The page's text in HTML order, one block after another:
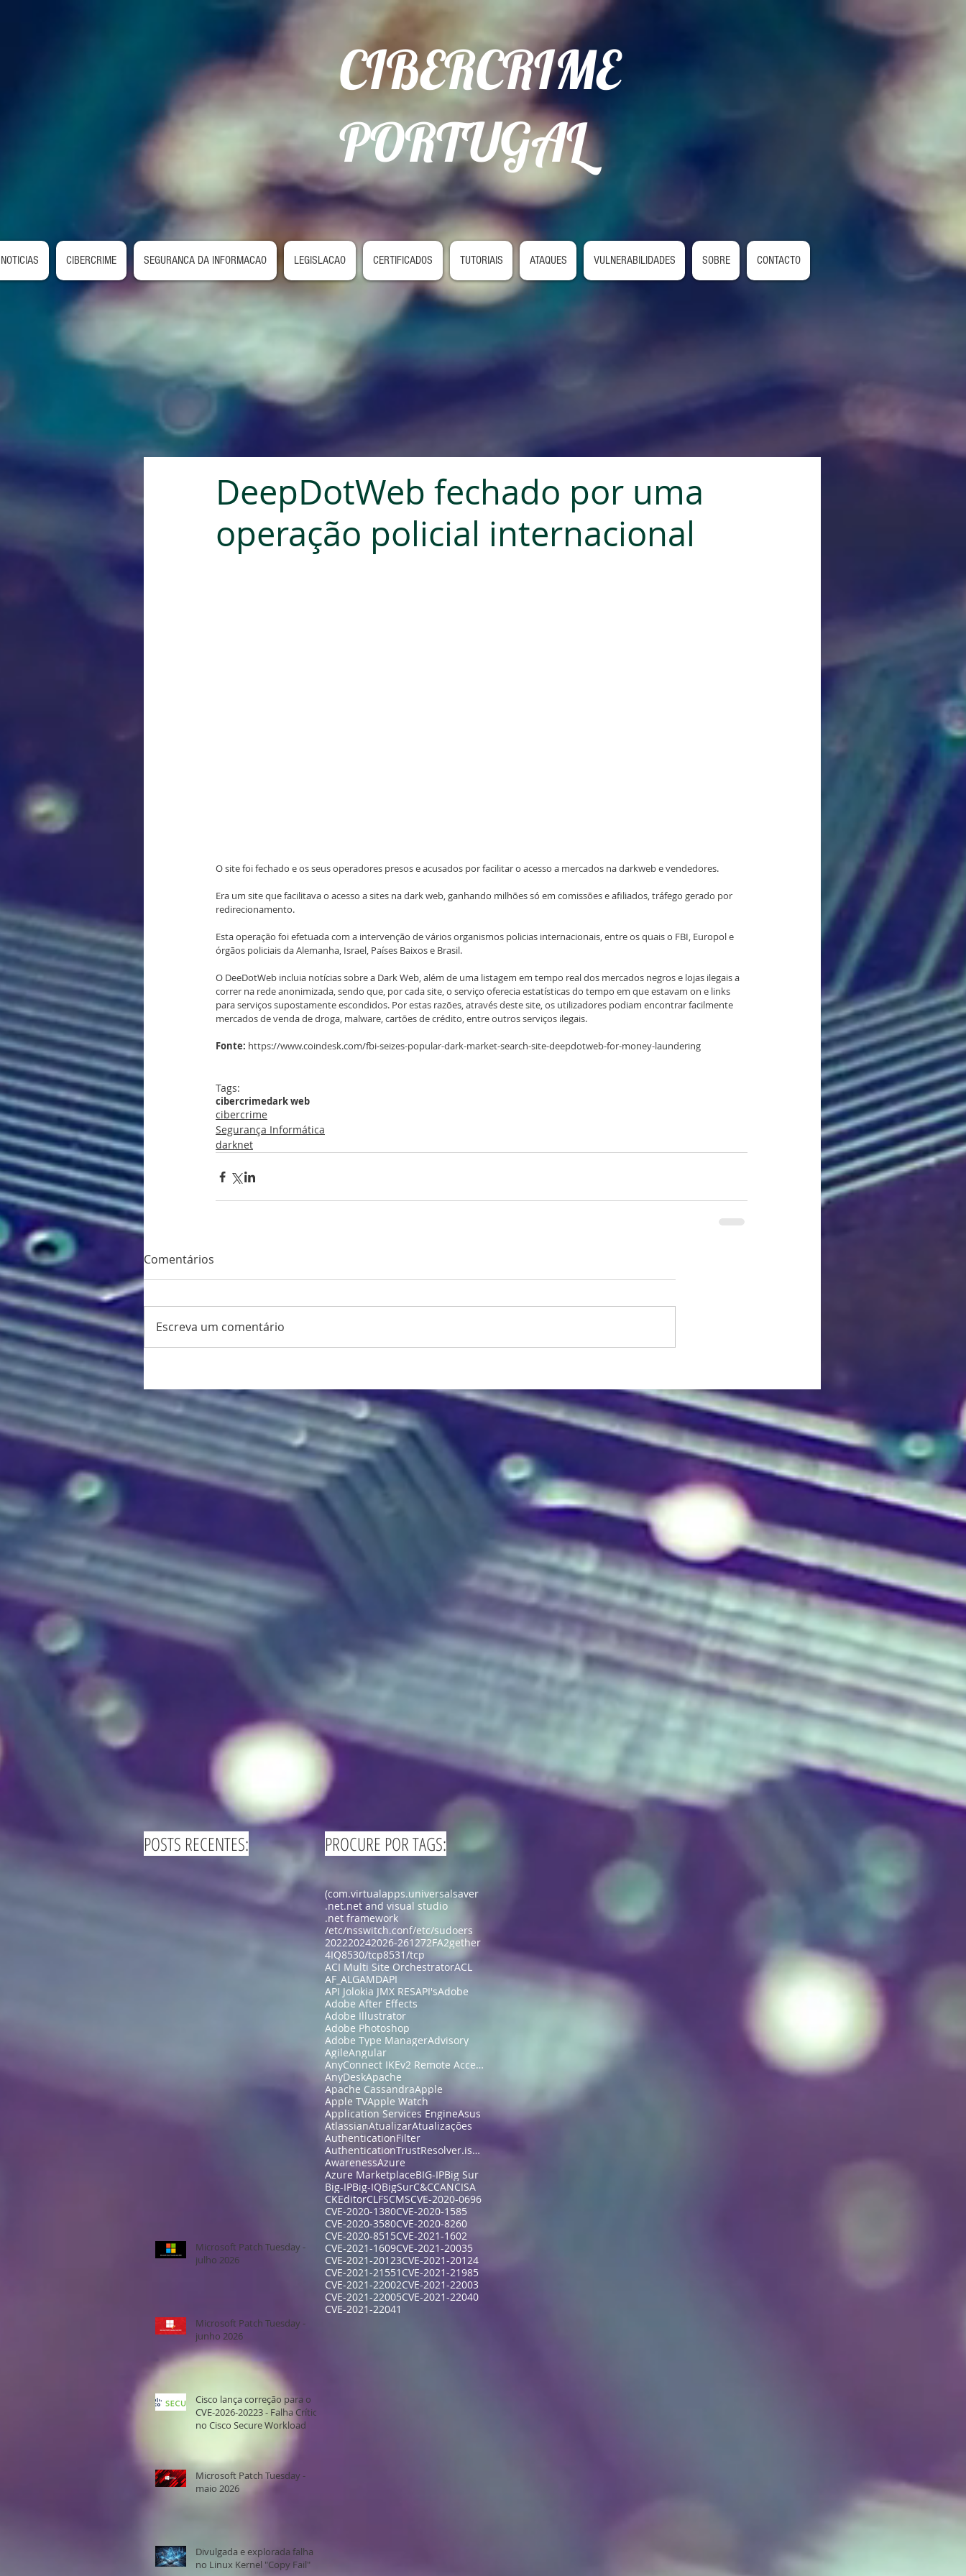
CIBERCRIME
PORTUGAL
NOTICIAS CIBERCRIME SEGURANCA DA INFORMACAO LEGISLACAO CERTIFICADOS TUTORIAIS ATAQUES VULNERABILIDADES SOBRE CONTACTO
DeepDotWeb fechado por uma
operação policial internacional
O site foi fechado e os seus operadores presos e acusados por facilitar o acesso a mercados na darkweb e vendedores.
Era um site que facilitava o acesso a sites na dark web, ganhando milhões só em comissões e afiliados, tráfego gerado por
redirecionamento.
Esta operação foi efetuada com a intervenção de vários organismos policias internacionais, entre os quais o FBI, Europol e
órgãos policiais da Alemanha, Israel, Países Baixos e Brasil.
O DeeDotWeb incluia notícias sobre a Dark Web, além de uma listagem em tempo real dos mercados negros e lojas ilegais a
correr na rede anonimizada, sendo que, por cada site, o serviço oferecia estatísticas do tempo em que estavam on e links
para serviços supostamente escondidos. Por estas razões, através deste site, os utilizadores podiam encontrar facilmente
mercados de venda de droga, malware, cartões de crédito, entre outros serviços ilegais.
Fonte: https://www.coindesk.com/fbi-seizes-popular-dark-market-search-site-deepdotweb-for-money-laundering
Tags:
cibercrimedark web
cibercrime
Segurança Informática
darknet
Comentários
Escreva um comentário
POSTS RECENTES:
Microsoft Patch Tuesday -
julho 2026
Microsoft Patch Tuesday -
junho 2026
Cisco lança correção para o
CVE-2026-20223 - Falha Crítica
no Cisco Secure Workload
Microsoft Patch Tuesday -
maio 2026
Divulgada e explorada falha
no Linux Kernel "Copy Fail"
PROCURE POR TAGS:
(com.virtualapps.universalsaver
.net.net and visual studio
.net framework
/etc/nsswitch.conf/etc/sudoers
202220242026-261272FA2gether
4IQ8530/tcp8531/tcp
ACI Multi Site OrchestratorACL
AF_ALGAMDAPI
API Jolokia JMX RESAPI'sAdobe
Adobe After Effects
Adobe Illustrator
Adobe Photoshop
Adobe Type ManagerAdvisory
AgileAngular
AnyConnect IKEv2 Remote Access
AnyDeskApache
Apache CassandraApple
Apple TVApple Watch
Application Services EngineAsus
AtlassianAtualizarAtualizações
AuthenticationFilter
AuthenticationTrustResolver.isFullyAuthenticated
AwarenessAzure
Azure MarketplaceBIG-IPBig Sur
Big-IPBig-IQBigSurC&CCANCISA
CKEditorCLFSCMSCVE-2020-0696
CVE-2020-1380CVE-2020-1585
CVE-2020-3580CVE-2020-8260
CVE-2020-8515CVE-2021-1602
CVE-2021-1609CVE-2021-20035
CVE-2021-20123CVE-2021-20124
CVE-2021-21551 CVE-2021-21985
CVE-2021-22002CVE-2021-22003
CVE-2021-22005CVE-2021-22040
CVE-2021-22041